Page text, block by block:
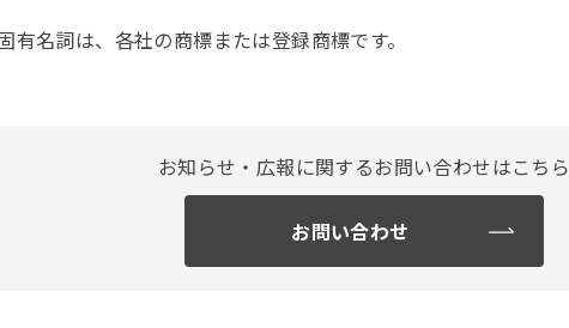
名詞は、各社の商標または登録商標です。
お知らせ・広報に関するお問い合わせはこちら
お問い合わせ